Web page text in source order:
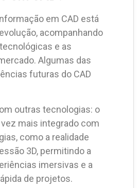
em CAD está
acompanhando
e as
Algumas das
futuras do CAD
outras tecnologias: o
vez mais integrado com
como a realidade
3D, permitindo a
imersivas e a
de projetos.